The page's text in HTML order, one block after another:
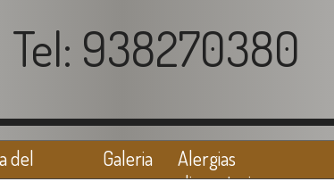
Tel: 938270380
del Galeria Alergias
alimentarias